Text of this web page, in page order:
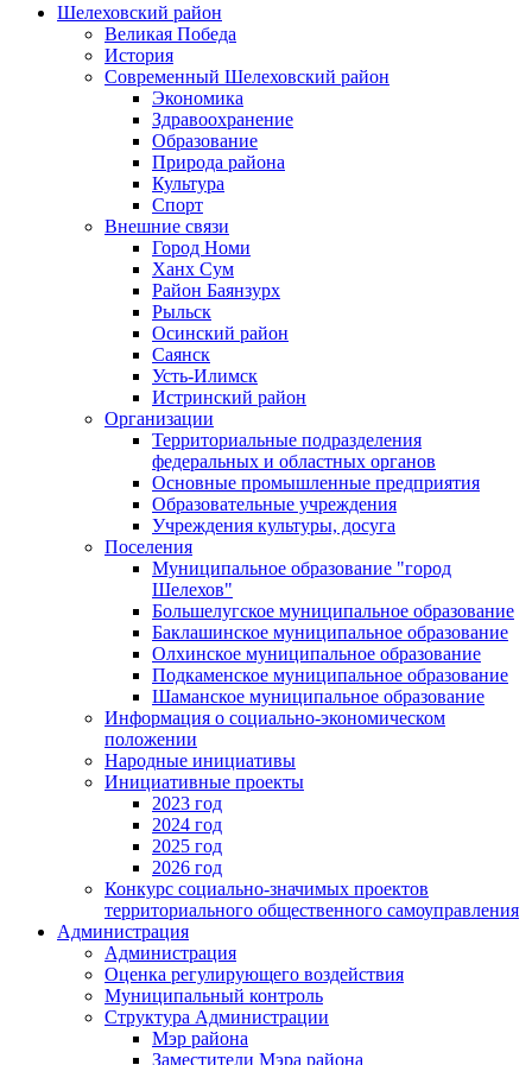
Шелеховский район
Великая Победа
История
Современный Шелеховский район
Экономика
Здравоохранение
Образование
Природа района
Культура
Спорт
Внешние связи
Город Номи
Ханх Сум
Район Баянзурх
Рыльск
Осинский район
Саянск
Усть-Илимск
Истринский район
Организации
Территориальные подразделения
федеральных и областных органов
Основные промышленные предприятия
Образовательные учреждения
Учреждения культуры, досуга
Поселения
Муниципальное образование "город
Шелехов"
Большелугское муниципальное образование
Баклашинское муниципальное образование
Олхинское муниципальное образование
Подкаменское муниципальное образование
Шаманское муниципальное образование
Информация о социально-экономическом
положении
Народные инициативы
Инициативные проекты
2023 год
2024 год
2025 год
2026 год
Конкурс социально-значимых проектов
территориального общественного самоуправления
Администрация
Администрация
Оценка регулирующего воздействия
Муниципальный контроль
Структура Администрации
Мэр района
Заместители Мэра района